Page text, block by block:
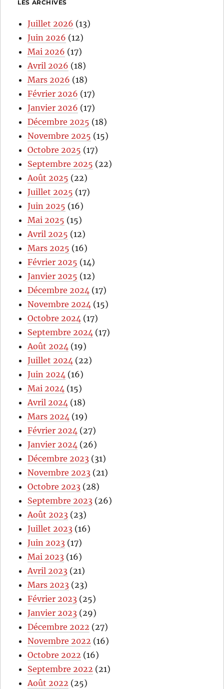
LES ARCHIVES
Juillet 2026 (13)
Juin 2026 (12)
Mai 2026 (17)
Avril 2026 (18)
Mars 2026 (18)
Février 2026 (17)
Janvier 2026 (17)
Décembre 2025 (18)
Novembre 2025 (15)
Octobre 2025 (17)
Septembre 2025 (22)
Août 2025 (22)
Juillet 2025 (17)
Juin 2025 (16)
Mai 2025 (15)
Avril 2025 (12)
Mars 2025 (16)
Février 2025 (14)
Janvier 2025 (12)
Décembre 2024 (17)
Novembre 2024 (15)
Octobre 2024 (17)
Septembre 2024 (17)
Août 2024 (19)
Juillet 2024 (22)
Juin 2024 (16)
Mai 2024 (15)
Avril 2024 (18)
Mars 2024 (19)
Février 2024 (27)
Janvier 2024 (26)
Décembre 2023 (31)
Novembre 2023 (21)
Octobre 2023 (28)
Septembre 2023 (26)
Août 2023 (23)
Juillet 2023 (16)
Juin 2023 (17)
Mai 2023 (16)
Avril 2023 (21)
Mars 2023 (23)
Février 2023 (25)
Janvier 2023 (29)
Décembre 2022 (27)
Novembre 2022 (16)
Octobre 2022 (16)
Septembre 2022 (21)
Août 2022 (25)